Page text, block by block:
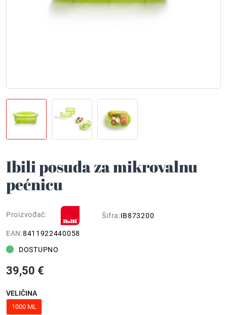
Ibili posuda za mikrovalnu
pećnicu
Proizvođač: Šifra:IB873200
EAN:8411922440058
DOSTUPNO
39,50 €
VELIČINA
1000 ML